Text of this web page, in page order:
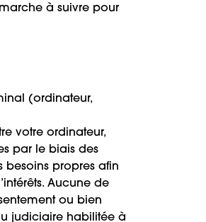
à suivre pour
(ordinateur,
votre ordinateur,
par le biais des
besoins propres afin
Aucune de
ou bien
judiciaire habilitée à